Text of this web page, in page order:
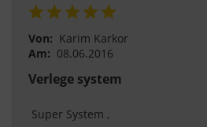
Von: Karim Karkor
Am: 08.06.2016
Verlege system
Super System ,